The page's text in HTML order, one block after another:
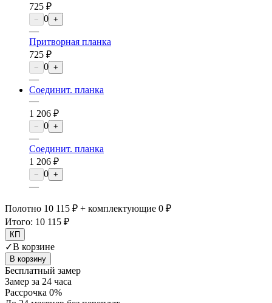
725 ₽
− 0 +
—
Притворная планка
725 ₽
− 0 +
—
Соединит. планка
—
1 206 ₽
− 0 +
—
Соединит. планка
1 206 ₽
− 0 +
—
Полотно 10 115 ₽ + комплектующие 0 ₽
Итого: 10 115 ₽
КП
✓В корзине
В корзину
Бесплатный замер
Замер за 24 часа
Рассрочка 0%